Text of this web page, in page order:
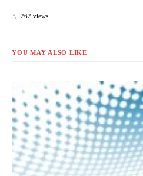
262 views
YOU MAY ALSO LIKE